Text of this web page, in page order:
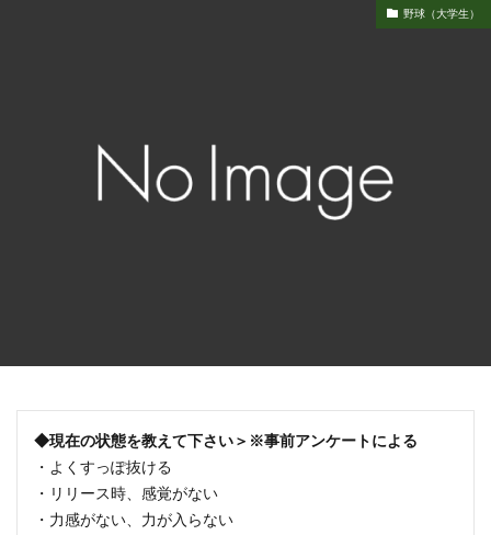
野球（大学生）
◆現在の状態を教えて下さい＞※事前アンケートによる
・よくすっぽ抜ける
・リリース時、感覚がない
・力感がない、力が入らない